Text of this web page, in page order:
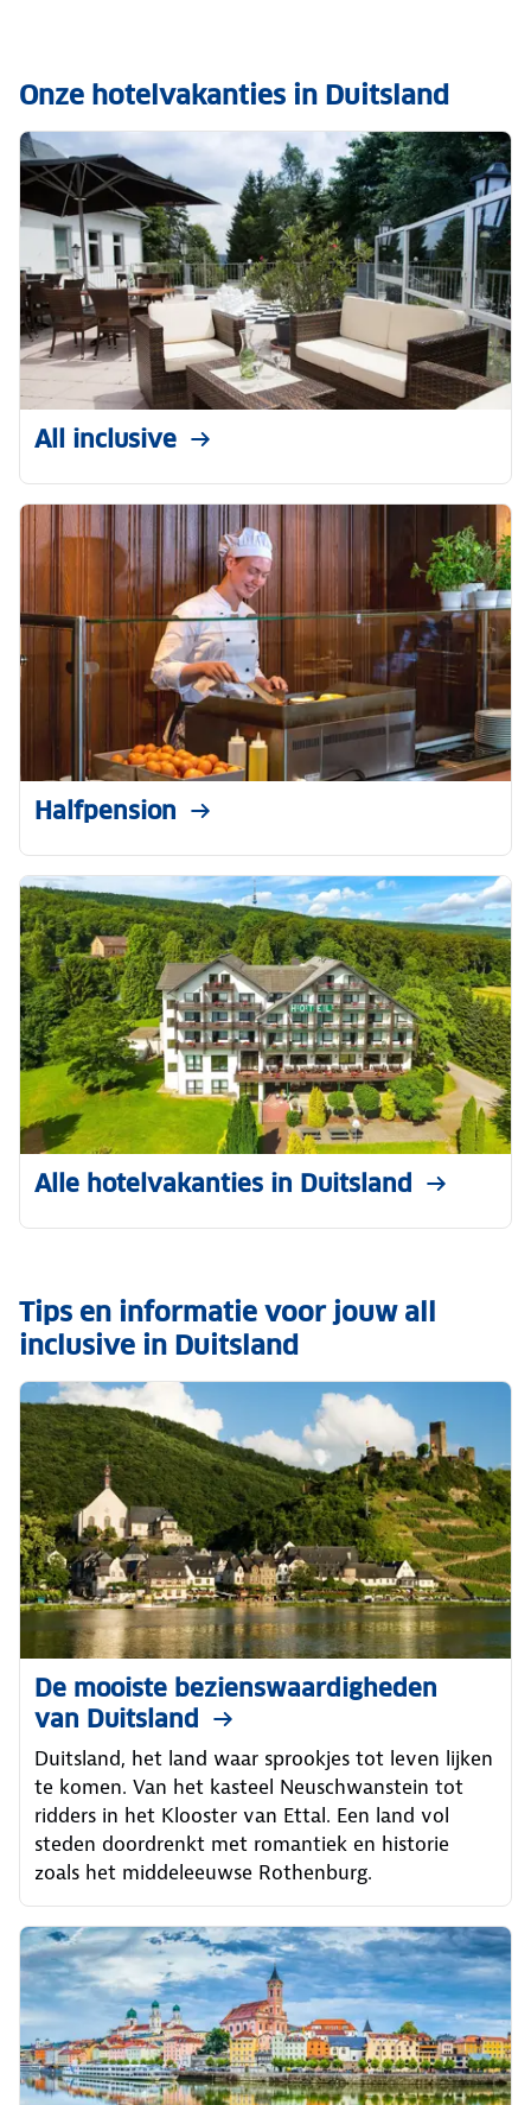
Onze hotelvakanties in Duitsland
All inclusive
Halfpension
Alle hotelvakanties in Duitsland
Tips en informatie voor jouw all
inclusive in Duitsland
De mooiste bezienswaardigheden
van Duitsland
Duitsland, het land waar sprookjes tot leven lijken
te komen. Van het kasteel Neuschwanstein tot
ridders in het Klooster van Ettal. Een land vol
steden doordrenkt met romantiek en historie
zoals het middeleeuwse Rothenburg.